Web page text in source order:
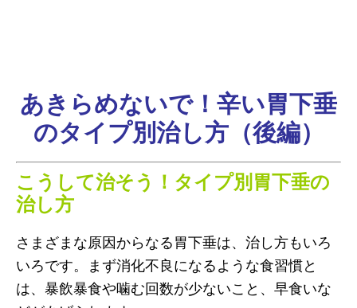
あきらめないで！辛い胃下垂
のタイプ別治し方（後編）
こうして治そう！タイプ別胃下垂の
治し方
さまざまな原因からなる胃下垂は、治し方もいろ
いろです。まず消化不良になるような食習慣と
は、暴飲暴食や噛む回数が少ないこと、早食いな